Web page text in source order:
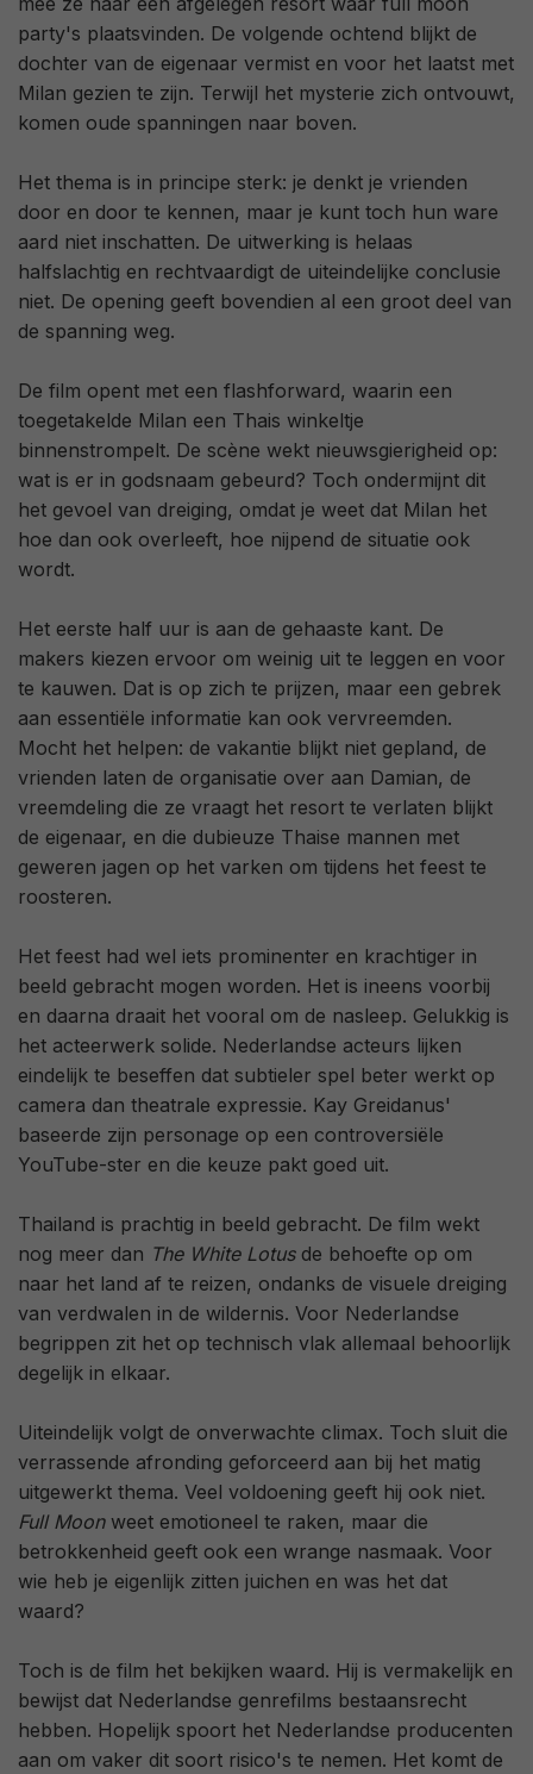
party's plaatsvinden. De volgende ochtend blijkt de
dochter van de eigenaar vermist en voor het laatst met
Milan gezien te zijn. Terwijl het mysterie zich ontvouwt,
komen oude spanningen naar boven.
Het thema is in principe sterk: je denkt je vrienden
door en door te kennen, maar je kunt toch hun ware
aard niet inschatten. De uitwerking is helaas
halfslachtig en rechtvaardigt de uiteindelijke conclusie
niet. De opening geeft bovendien al een groot deel van
de spanning weg.
De film opent met een flashforward, waarin een
toegetakelde Milan een Thais winkeltje
binnenstrompelt. De scène wekt nieuwsgierigheid op:
wat is er in godsnaam gebeurd? Toch ondermijnt dit
het gevoel van dreiging, omdat je weet dat Milan het
hoe dan ook overleeft, hoe nijpend de situatie ook
wordt.
Het eerste half uur is aan de gehaaste kant. De
makers kiezen ervoor om weinig uit te leggen en voor
te kauwen. Dat is op zich te prijzen, maar een gebrek
aan essentiële informatie kan ook vervreemden.
Mocht het helpen: de vakantie blijkt niet gepland, de
vrienden laten de organisatie over aan Damian, de
vreemdeling die ze vraagt het resort te verlaten blijkt
de eigenaar, en die dubieuze Thaise mannen met
geweren jagen op het varken om tijdens het feest te
roosteren.
Het feest had wel iets prominenter en krachtiger in
beeld gebracht mogen worden. Het is ineens voorbij
en daarna draait het vooral om de nasleep. Gelukkig is
het acteerwerk solide. Nederlandse acteurs lijken
eindelijk te beseffen dat subtieler spel beter werkt op
camera dan theatrale expressie. Kay Greidanus'
baseerde zijn personage op een controversiële
YouTube-ster en die keuze pakt goed uit.
Thailand is prachtig in beeld gebracht. De film wekt
nog meer dan The White Lotusde behoefte op om
naar het land af te reizen, ondanks de visuele dreiging
van verdwalen in de wildernis. Voor Nederlandse
begrippen zit het op technisch vlak allemaal behoorlijk
degelijk in elkaar.
Uiteindelijk volgt de onverwachte climax. Toch sluit die
verrassende afronding geforceerd aan bij het matig
uitgewerkt thema. Veel voldoening geeft hij ook niet.
Full Moonweet emotioneel te raken, maar die
betrokkenheid geeft ook een wrange nasmaak. Voor
wie heb je eigenlijk zitten juichen en was het dat
waard?
Toch is de film het bekijken waard. Hij is vermakelijk en
bewijst dat Nederlandse genrefilms bestaansrecht
hebben. Hopelijk spoort het Nederlandse producenten
aan om vaker dit soort risico's te nemen. Het komt de